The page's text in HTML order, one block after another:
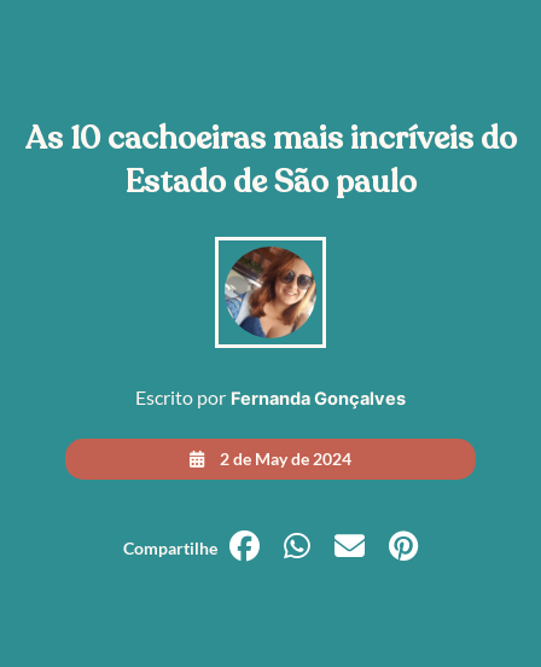
As 10 cachoeiras mais incríveis do
Estado de São paulo
Escrito por Fernanda Gonçalves
2 de May de 2024